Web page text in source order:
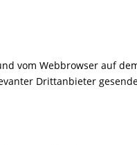
vom Webbrowser auf
Drittanbieter